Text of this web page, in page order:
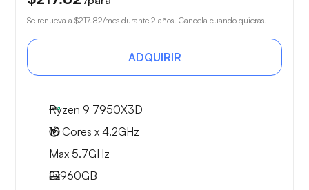
Se renueva a $217.82/mes durante 2 años. Cancela cuando quieras.
ADQUIRIR
Ryzen 9 7950X3D
16 Cores x 4.2GHz
Max 5.7GHz
2x960GB